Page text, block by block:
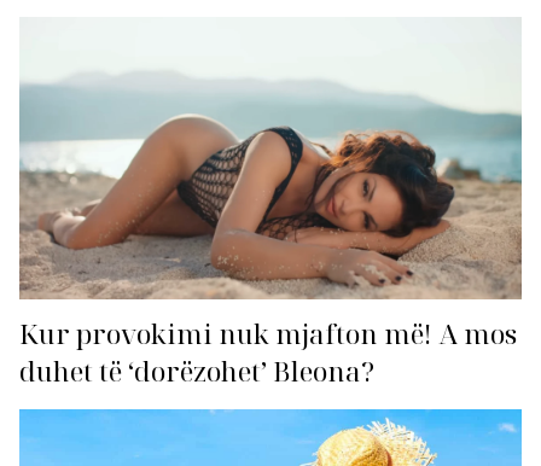
Kur provokimi nuk mjafton më! A mos
duhet të ‘dorëzohet’ Bleona?